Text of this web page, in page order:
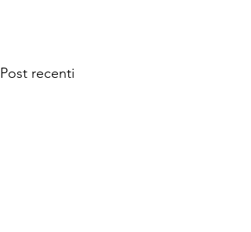
Post recenti